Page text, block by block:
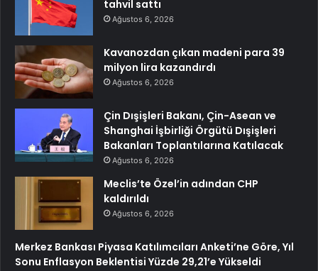
tahvil sattı
Ağustos 6, 2026
Kavanozdan çıkan madeni para 39
milyon lira kazandırdı
Ağustos 6, 2026
Çin Dışişleri Bakanı, Çin-Asean ve
Shanghai İşbirliği Örgütü Dışişleri
Bakanları Toplantılarına Katılacak
Ağustos 6, 2026
Meclis’te Özel’in adından CHP
kaldırıldı
Ağustos 6, 2026
Merkez Bankası Piyasa Katılımcıları Anketi’ne Göre, Yıl
Sonu Enflasyon Beklentisi Yüzde 29,21’e Yükseldi